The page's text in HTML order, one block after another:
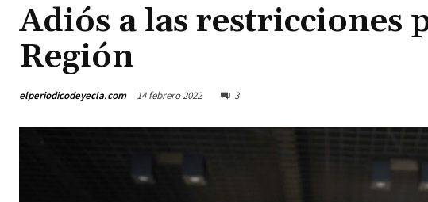
Adiós a las restricciones
Región
elperiodicodeyecla.com 14 febrero 2022 3